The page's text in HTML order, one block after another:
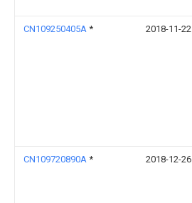
CN109250405A * 2018-11-22
CN109720890A * 2018-12-26